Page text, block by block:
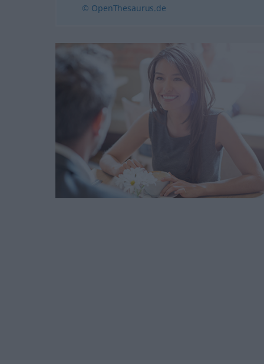
© OpenThesaurus.de